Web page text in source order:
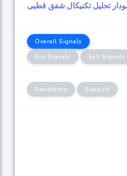
Overall Signals
Buy Signals
Sell Signals
Resistance Support